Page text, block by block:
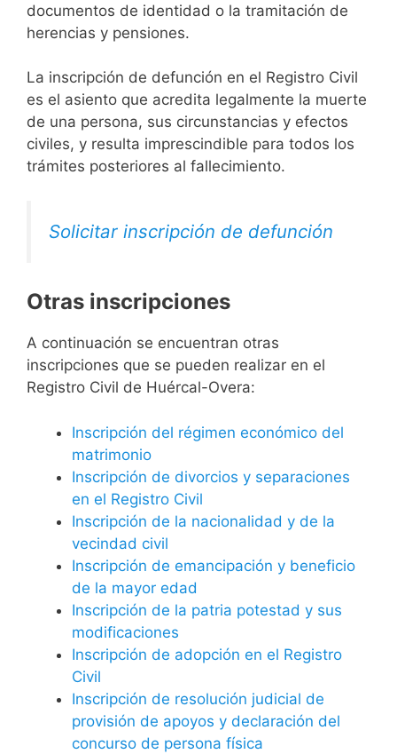
documentos de identidad o la tramitación de
herencias y pensiones.
La inscripción de defunción en el Registro Civil
es el asiento que acredita legalmente la muerte
de una persona, sus circunstancias y efectos
civiles, y resulta imprescindible para todos los
trámites posteriores al fallecimiento.
Solicitar inscripción de defunción
Otras inscripciones
A continuación se encuentran otras
inscripciones que se pueden realizar en el
Registro Civil de Huércal-Overa:
Inscripción del régimen económico del
matrimonio
Inscripción de divorcios y separaciones
en el Registro Civil
Inscripción de la nacionalidad y de la
vecindad civil
Inscripción de emancipación y beneficio
de la mayor edad
Inscripción de la patria potestad y sus
modificaciones
Inscripción de adopción en el Registro
Civil
Inscripción de resolución judicial de
provisión de apoyos y declaración del
concurso de persona física